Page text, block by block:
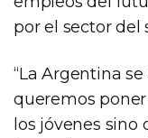
por el sector del
“La Argentina
queremos
los jóvenes